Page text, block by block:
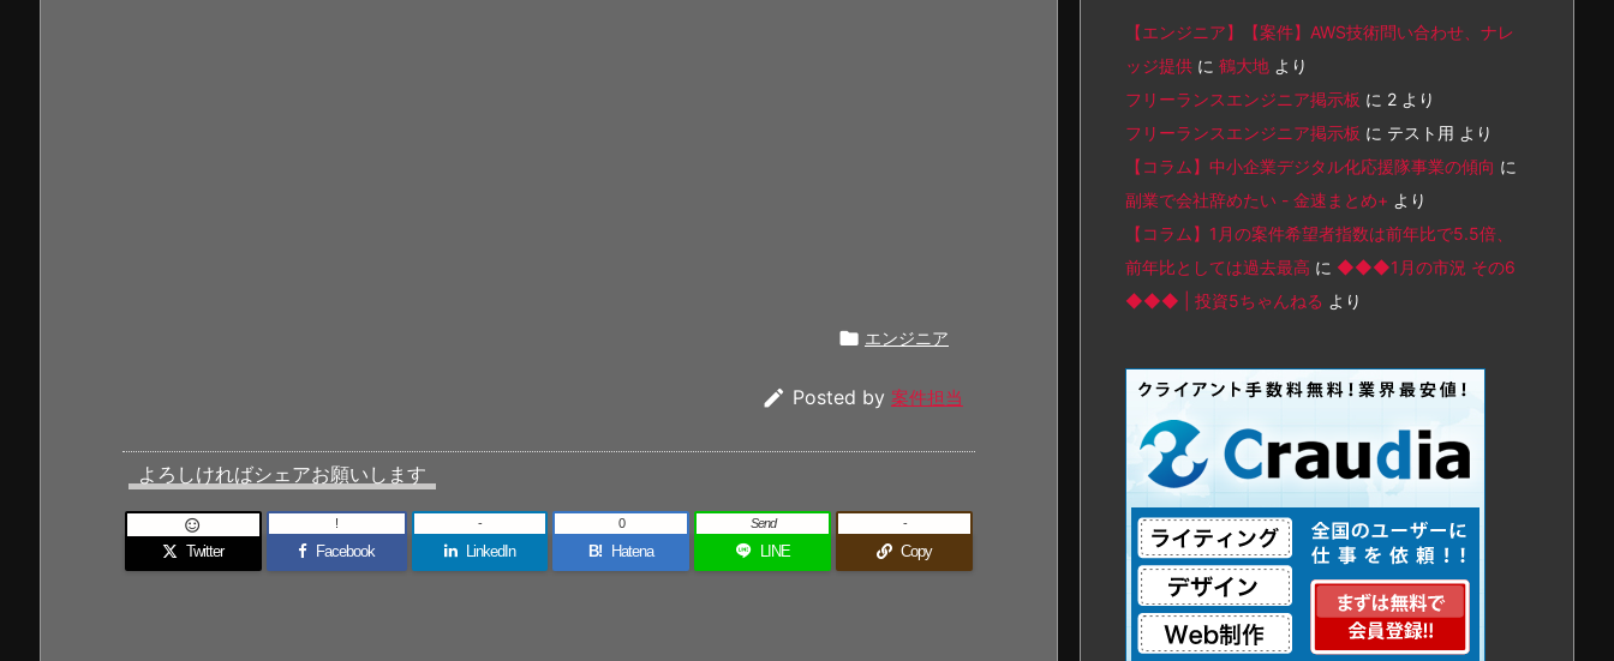
 エンジニア
 Posted by 案件担当
よろしければシェアお願いします
Twitter

Facebook
!
LinkedIn
-
B! Hatena
0
LINE
Send
Copy
-
【エンジニア】【案件】AWS技術問い合わせ、ナレ
ッジ提供 に 鶴大地 より
フリーランスエンジニア掲示板 に 2 より
フリーランスエンジニア掲示板 に テスト用 より
【コラム】中小企業デジタル化応援隊事業の傾向 に
副業で会社辞めたい - 金速まとめ+ より
【コラム】1月の案件希望者指数は前年比で5.5倍、
前年比としては過去最高 に ◆◆◆1月の市況 その6
◆◆◆ | 投資5ちゃんねる より